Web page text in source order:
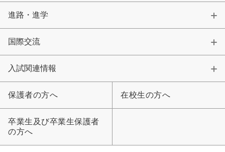
進路・進学
国際交流
入試関連情報
保護者の方へ 在校生の方へ
卒業生及び卒業生保護者
の方へ